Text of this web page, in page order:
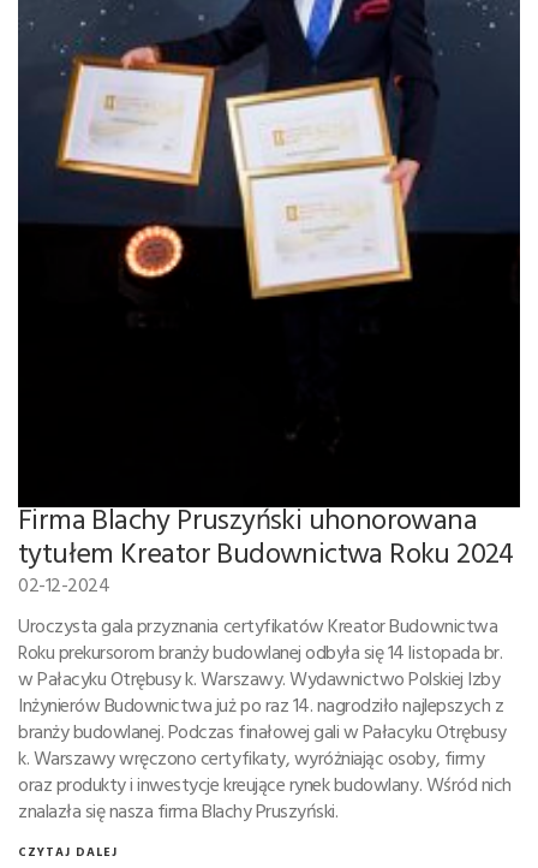
Firma Blachy Pruszyński uhonorowana
tytułem Kreator Budownictwa Roku 2024
02-12-2024
Uroczysta gala przyznania certyfikatów Kreator Budownictwa
Roku prekursorom branży budowlanej odbyła się 14 listopada br.
w Pałacyku Otrębusy k. Warszawy. Wydawnictwo Polskiej Izby
Inżynierów Budownictwa już po raz 14. nagrodziło najlepszych z
branży budowlanej. Podczas finałowej gali w Pałacyku Otrębusy
k. Warszawy wręczono certyfikaty, wyróżniając osoby, firmy
oraz produkty i inwestycje kreujące rynek budowlany. Wśród nich
znalazła się nasza firma Blachy Pruszyński.
CZYTAJ DALEJ